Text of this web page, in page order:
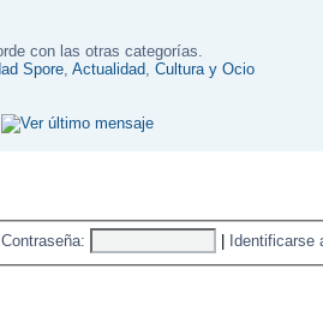
con las otras categorías.
Spore,Actualidad,Cultura y Ocio
Contraseña: Identificarse